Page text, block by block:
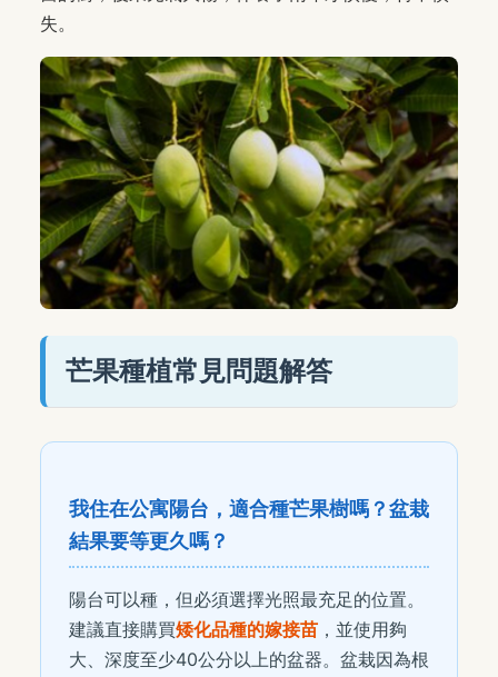
失。
芒果種植常見問題解答
我住在公寓陽台，適合種芒果樹嗎？盆栽
結果要等更久嗎？
陽台可以種，但必須選擇光照最充足的位置。
建議直接購買矮化品種的嫁接苗 ，並使用夠
大、深度至少40公分以上的盆器。盆栽因為根